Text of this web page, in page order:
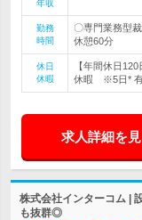
年収
勤務
時間
〇専門業務型
休憩60分
休日
休暇
【年間休日
休暇 ※5日* 有
求人詳細を
株式会社インターコム |
も抜群◎